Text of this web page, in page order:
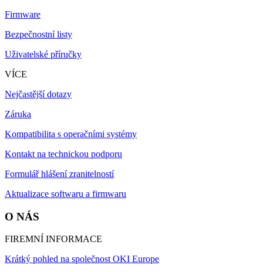
Firmware
Bezpečnostní listy
Uživatelské příručky
VÍCE
Nejčastější dotazy
Záruka
Kompatibilita s operačními systémy
Kontakt na technickou podporu
Formulář hlášení zranitelností
Aktualizace softwaru a firmwaru
O NÁS
FIREMNÍ INFORMACE
Krátký pohled na společnost OKI Europe